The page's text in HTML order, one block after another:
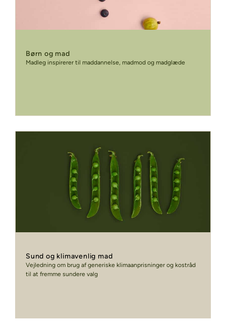
Børn og mad
Madleg inspirerer til maddannelse, madmod og madglæde
Sund og klimavenlig mad
Vejledning om brug af generiske klimaanprisninger og kostråd
til at fremme sundere valg